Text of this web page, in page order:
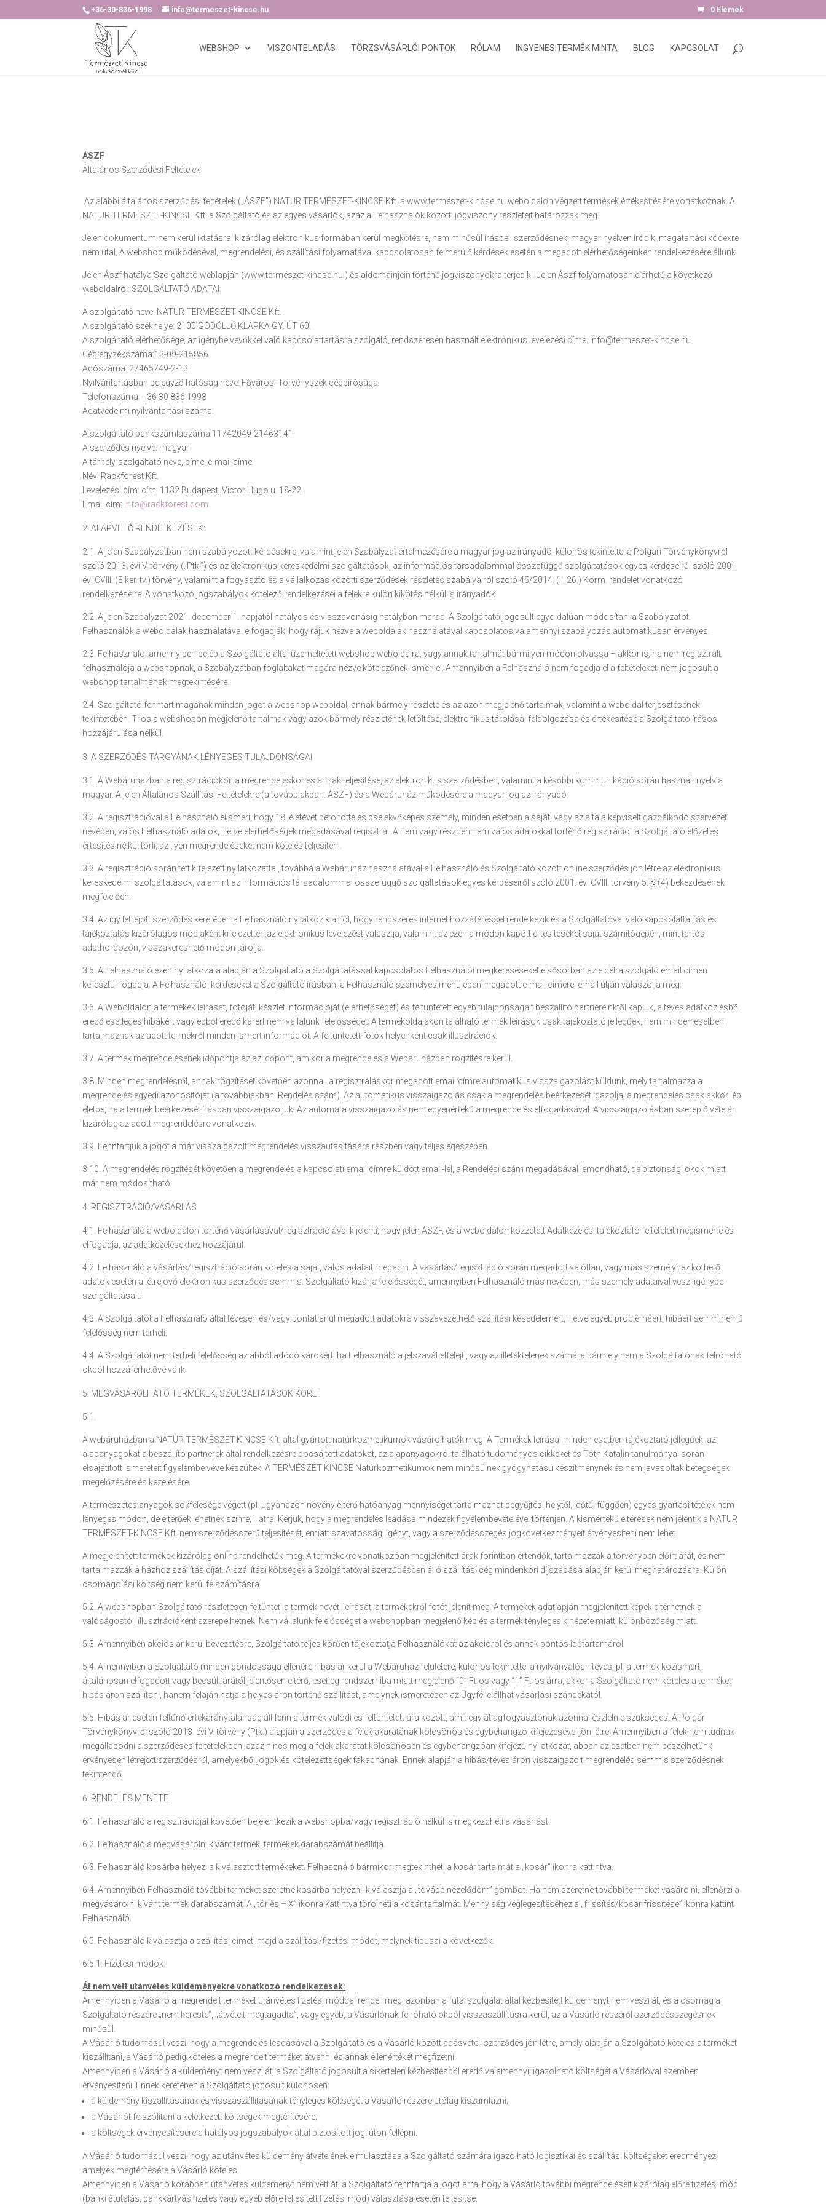
+36-30-836-1998 info@termeszet-kincse.hu 0 Elemek
WEBSHOP VISZONTELADÁS TÖRZSVÁSÁRLÓI PONTOK RÓLAM INGYENES TERMÉK MINTA BLOG KAPCSOLAT
ÁSZF
Általános Szerződési Feltételek
Az alábbi általános szerződési feltételek („ÁSZF”) NATUR TERMÉSZET-KINCSE Kft. a www.természet-kincse.hu weboldalon végzett termékek értékesítésére vonatkoznak. A
NATUR TERMÉSZET-KINCSE Kft. a Szolgáltató és az egyes vásárlók, azaz a Felhasználók közötti jogviszony részleteit határozzák meg.
Jelen dokumentum nem kerül iktatásra, kizárólag elektronikus formában kerül megkötésre, nem minősül írásbeli szerződésnek, magyar nyelven íródik, magatartási kódexre
nem utal. A webshop működésével, megrendelési, és szállítási folyamatával kapcsolatosan felmerülő kérdések esetén a megadott elérhetőségeinken rendelkezésére állunk.
Jelen Ászf hatálya Szolgáltató weblapján (www.természet-kincse.hu.) és aldomainjein történő jogviszonyokra terjed ki. Jelen Ászf folyamatosan elérhető a következő
weboldalról: SZOLGÁLTATÓ ADATAI:
A szolgáltató neve: NATUR TERMÉSZET-KINCSE Kft.
A szolgáltató székhelye: 2100 GÖDÖLLŐ KLAPKA GY. ÚT 60.
A szolgáltató elérhetősége, az igénybe vevőkkel való kapcsolattartásra szolgáló, rendszeresen használt elektronikus levelezési címe: info@termeszet-kincse.hu
Cégjegyzékszáma:13-09-215856
Adószáma: 27465749-2-13
Nyilvántartásban bejegyző hatóság neve: Fővárosi Törvényszék cégbírósága
Telefonszáma: +36 30 836 1998
Adatvédelmi nyilvántartási száma:
A szolgáltató bankszámlaszáma:11742049-21463141
A szerződés nyelve: magyar
A tárhely-szolgáltató neve, címe, e-mail címe:
Név: Rackforest Kft.
Levelezési cím: cím: 1132 Budapest, Victor Hugo u. 18-22.
Email cím: info@rackforest.com
ALAPVETŐ RENDELKEZÉSEK:
2.1. A jelen Szabályzatban nem szabályozott kérdésekre, valamint jelen Szabályzat értelmezésére a magyar jog az irányadó, különös tekintettel a Polgári Törvénykönyvről
szóló 2013. évi V. törvény („Ptk.”) és az elektronikus kereskedelmi szolgáltatások, az információs társadalommal összefüggő szolgáltatások egyes kérdéseiről szóló 2001.
évi CVIII. (Elker. tv.) törvény, valamint a fogyasztó és a vállalkozás közötti szerződések részletes szabályairól szóló 45/2014. (II. 26.) Korm. rendelet vonatkozó
rendelkezéseire. A vonatkozó jogszabályok kötelező rendelkezései a felekre külön kikötés nélkül is irányadók.
2.2. A jelen Szabályzat 2021. december 1. napjától hatályos és visszavonásig hatályban marad. A Szolgáltató jogosult egyoldalúan módosítani a Szabályzatot.
Felhasználók a weboldalak használatával elfogadják, hogy rájuk nézve a weboldalak használatával kapcsolatos valamennyi szabályozás automatikusan érvényes.
2.3. Felhasználó, amennyiben belép a Szolgáltató által üzemeltetett webshop weboldalra, vagy annak tartalmát bármilyen módon olvassa – akkor is, ha nem regisztrált
felhasználója a webshopnak, a Szabályzatban foglaltakat magára nézve kötelezőnek ismeri el. Amennyiben a Felhasználó nem fogadja el a feltételeket, nem jogosult a
webshop tartalmának megtekintésére.
2.4. Szolgáltató fenntart magának minden jogot a webshop weboldal, annak bármely részlete és az azon megjelenő tartalmak, valamint a weboldal terjesztésének
tekintetében. Tilos a webshopon megjelenő tartalmak vagy azok bármely részletének letöltése, elektronikus tárolása, feldolgozása és értékesítése a Szolgáltató írásos
hozzájárulása nélkül.
A SZERZŐDÉS TÁRGYÁNAK LÉNYEGES TULAJDONSÁGAI
3.1. A Webáruházban a regisztrációkor, a megrendeléskor és annak teljesítése, az elektronikus szerződésben, valamint a későbbi kommunikáció során használt nyelv a
magyar. A jelen Általános Szállítási Feltételekre (a továbbiakban: ÁSZF) és a Webáruház működésére a magyar jog az irányadó.
3.2. A regisztrációval a Felhasználó elismeri, hogy 18. életévét betöltötte és cselekvőképes személy, minden esetben a saját, vagy az általa képviselt gazdálkodó szervezet
nevében, valós Felhasználó adatok, illetve elérhetőségek megadásával regisztrál. A nem vagy részben nem valós adatokkal történő regisztrációt a Szolgáltató előzetes
értesítés nélkül törli, az ilyen megrendeléseket nem köteles teljesíteni.
3.3. A regisztráció során tett kifejezett nyilatkozattal, továbbá a Webáruház használatával a Felhasználó és Szolgáltató között online szerződés jön létre az elektronikus
kereskedelmi szolgáltatások, valamint az információs társadalommal összefüggő szolgáltatások egyes kérdéseiről szóló 2001. évi CVIII. törvény 5. § (4) bekezdésének
megfelelően.
3.4. Az így létrejött szerződés keretében a Felhasználó nyilatkozik arról, hogy rendszeres internet hozzáféréssel rendelkezik és a Szolgáltatóval való kapcsolattartás és
tájékoztatás kizárólagos módjaként kifejezetten az elektronikus levelezést választja, valamint az ezen a módon kapott értesítéseket saját számítógépén, mint tartós
adathordozón, visszakereshető módon tárolja.
3.5. A Felhasználó ezen nyilatkozata alapján a Szolgáltató a Szolgáltatással kapcsolatos Felhasználói megkereséseket elsősorban az e célra szolgáló email címen
keresztül fogadja. A Felhasználói kérdéseket a Szolgáltató írásban, a Felhasználó személyes menüjében megadott e-mail címére, email útján válaszolja meg.
3.6. A Weboldalon a termékek leírását, fotóját, készlet információját (elérhetőségét) és feltüntetett egyéb tulajdonságait beszállító partnereinktől kapjuk, a téves adatközlésből
eredő esetleges hibákért vagy ebből eredő kárért nem vállalunk felelősséget. A termékoldalakon található termék leírások csak tájékoztató jellegűek, nem minden esetben
tartalmaznak az adott termékről minden ismert információt. A feltüntetett fotók helyenként csak illusztrációk.
3.7. A termék megrendelésének időpontja az az időpont, amikor a megrendelés a Webáruházban rögzítésre kerül.
3.8. Minden megrendelésről, annak rögzítését követően azonnal, a regisztráláskor megadott email címre automatikus visszaigazolást küldünk, mely tartalmazza a
megrendelés egyedi azonosítóját (a továbbiakban: Rendelés szám). Az automatikus visszaigazolás csak a megrendelés beérkezését igazolja, a megrendelés csak akkor lép
életbe, ha a termék beérkezését írásban visszaigazoljuk. Az automata visszaigazolás nem egyenértékű a megrendelés elfogadásával. A visszaigazolásban szereplő vételár
kizárólag az adott megrendelésre vonatkozik.
3.9. Fenntartjuk a jogot a már visszaigazolt megrendelés visszautasítására részben vagy teljes egészében.
3.10. A megrendelés rögzítését követően a megrendelés a kapcsolati email címre küldött email-lel, a Rendelési szám megadásával lemondható, de biztonsági okok miatt
már nem módosítható.
REGISZTRÁCIÓ/VÁSÁRLÁS
4.1. Felhasználó a weboldalon történő vásárlásával/regisztrációjával kijelenti, hogy jelen ÁSZF, és a weboldalon közzétett Adatkezelési tájékoztató feltételeit megismerte és
elfogadja, az adatkezelésekhez hozzájárul.
4.2. Felhasználó a vásárlás/regisztráció során köteles a saját, valós adatait megadni. A vásárlás/regisztráció során megadott valótlan, vagy más személyhez köthető
adatok esetén a létrejövő elektronikus szerződés semmis. Szolgáltató kizárja felelősségét, amennyiben Felhasználó más nevében, más személy adataival veszi igénybe
szolgáltatásait.
4.3. A Szolgáltatót a Felhasználó által tévesen és/vagy pontatlanul megadott adatokra visszavezethető szállítási késedelemért, illetve egyéb problémáért, hibáért semminemű
felelősség nem terheli.
4.4. A Szolgáltatót nem terheli felelősség az abból adódó károkért, ha Felhasználó a jelszavát elfelejti, vagy az illetéktelenek számára bármely nem a Szolgáltatónak felróható
okból hozzáférhetővé válik.
MEGVÁSÁROLHATÓ TERMÉKEK, SZOLGÁLTATÁSOK KÖRE
5.1.
A webáruházban a NATUR TERMÉSZET-KINCSE Kft. által gyártott natúrkozmetikumok vásárolhatók meg. A Termékek leírásai minden esetben tájékoztató jellegűek, az
alapanyagokat a beszállító partnerek által rendelkezésre bocsájtott adatokat, az alapanyagokról található tudományos cikkeket és Tóth Katalin tanulmányai során
elsajátított ismereteit figyelembe véve készültek. A TERMÉSZET KINCSE Natúrkozmetikumok nem minősülnek gyógyhatású készítménynek és nem javasoltak betegségek
megelőzésére és kezelésére.
A természetes anyagok sokfélesége végett (pl. ugyanazon növény eltérő hatóanyag mennyiséget tartalmazhat begyűjtési helytől, időtől függően) egyes gyártási tételek nem
lényeges módon, de eltérőek lehetnek színre, illatra. Kérjük, hogy a megrendelés leadása mindezek figyelembevételével történjen. A kismértékű eltérések nem jelentik a NATUR
TERMÉSZET-KINCSE Kft. nem szerződésszerű teljesítését, emiatt szavatossági igényt, vagy a szerződésszegés jogkövetkezményeit érvényesíteni nem lehet.
A megjelenített termékek kizárólag online rendelhetők meg. A termékekre vonatkozóan megjelenített árak forintban értendők, tartalmazzák a törvényben előírt áfát, és nem
tartalmazzák a házhoz szállítás díját. A szállítási költségek a Szolgáltatóval szerződésben álló szállítási cég mindenkori díjszabása alapján kerül meghatározásra. Külön
csomagolási költség nem kerül felszámításra.
5.2. A webshopban Szolgáltató részletesen feltünteti a termék nevét, leírását, a termékekről fotót jelenít meg. A termékek adatlapján megjelenített képek eltérhetnek a
valóságostól, illusztrációként szerepelhetnek. Nem vállalunk felelősséget a webshopban megjelenő kép és a termék tényleges kinézete miatti különbözőség miatt.
5.3. Amennyiben akciós ár kerül bevezetésre, Szolgáltató teljes körűen tájékoztatja Felhasználókat az akcióról és annak pontos időtartamáról.
5.4. Amennyiben a Szolgáltató minden gondossága ellenére hibás ár kerül a Webáruház felületére, különös tekintettel a nyilvánvalóan téves, pl. a termék közismert,
általánosan elfogadott vagy becsült árától jelentősen eltérő, esetleg rendszerhiba miatt megjelenő “0” Ft-os vagy “1” Ft-os árra, akkor a Szolgáltató nem köteles a terméket
hibás áron szállítani, hanem felajánlhatja a helyes áron történő szállítást, amelynek ismeretében az Ügyfél elállhat vásárlási szándékától.
5.5. Hibás ár esetén feltűnő értékaránytalanság áll fenn a termék valódi és feltüntetett ára között, amit egy átlagfogyasztónak azonnal észlelnie szükséges. A Polgári
Törvénykönyvről szóló 2013. évi V. törvény (Ptk.) alapján a szerződés a felek akaratának kölcsönös és egybehangzó kifejezésével jön létre. Amennyiben a felek nem tudnak
megállapodni a szerződéses feltételekben, azaz nincs meg a felek akaratát kölcsönösen és egybehangzóan kifejező nyilatkozat, abban az esetben nem beszélhetünk
érvényesen létrejött szerződésről, amelyekből jogok és kötelezettségek fakadnának. Ennek alapján a hibás/téves áron visszaigazolt megrendelés semmis szerződésnek
tekintendő.
RENDELÉS MENETE
6.1. Felhasználó a regisztrációját követően bejelentkezik a webshopba/vagy regisztráció nélkül is megkezdheti a vásárlást.
6.2. Felhasználó a megvásárolni kívánt termék, termékek darabszámát beállítja.
6.3. Felhasználó kosárba helyezi a kiválasztott termékeket. Felhasználó bármikor megtekintheti a kosár tartalmát a „kosár” ikonra kattintva.
6.4. Amennyiben Felhasználó további terméket szeretne kosárba helyezni, kiválasztja a „tovább nézelődöm” gombot. Ha nem szeretne további terméket vásárolni, ellenőrzi a
megvásárolni kívánt termék darabszámát. A „törlés – X” ikonra kattintva törölheti a kosár tartalmát. Mennyiség véglegesítéséhez a „frissítés/kosár frissítése” ikonra kattint
Felhasználó.
6.5. Felhasználó kiválasztja a szállítási címet, majd a szállítási/fizetési módot, melynek típusai a következők:
6.5.1. Fizetési módok:
Át nem vett utánvétes küldeményekre vonatkozó rendelkezések:
Amennyiben a Vásárló a megrendelt terméket utánvétes fizetési móddal rendeli meg, azonban a futárszolgálat által kézbesített küldeményt nem veszi át, és a csomag a
Szolgáltató részére „nem kereste”, „átvételt megtagadta”, vagy egyéb, a Vásárlónak felróható okból visszaszállításra kerül, az a Vásárló részéről szerződésszegésnek
minősül.
A Vásárló tudomásul veszi, hogy a megrendelés leadásával a Szolgáltató és a Vásárló között adásvételi szerződés jön létre, amely alapján a Szolgáltató köteles a terméket
kiszállítani, a Vásárló pedig köteles a megrendelt terméket átvenni és annak ellenértékét megfizetni.
Amennyiben a Vásárló a küldeményt nem veszi át, a Szolgáltató jogosult a sikertelen kézbesítésből eredő valamennyi, igazolható költségét a Vásárlóval szemben
érvényesíteni. Ennek keretében a Szolgáltató jogosult különösen:
a küldemény kiszállításának és visszaszállításának tényleges költségét a Vásárló részére utólag kiszámlázni;
a Vásárlót felszólítani a keletkezett költségek megtérítésére;
a költségek érvényesítésére a hatályos jogszabályok által biztosított jogi úton fellépni.
A Vásárló tudomásul veszi, hogy az utánvétes küldemény átvételének elmulasztása a Szolgáltató számára igazolható logisztikai és szállítási költségeket eredményez,
amelyek megtérítésére a Vásárló köteles.
Amennyiben a Vásárló korábban utánvétes küldeményt nem vett át, a Szolgáltató fenntartja a jogot arra, hogy a Vásárló további megrendeléseit kizárólag előre fizetési mód
(banki átutalás, bankkártyás fizetés vagy egyéb előre teljesített fizetési mód) választása esetén teljesítse.